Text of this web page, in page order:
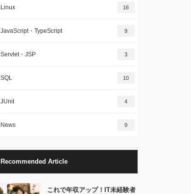
Linux 16
JavaScript・TypeScript 9
Servlet・JSP 3
SQL 10
JUnit 4
News 9
Recommended Article
これで年収アップ！IT未経験者